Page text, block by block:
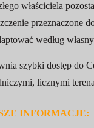
właściciela
przeznaczone
według
szybki dostęp do
licznymi
INFORMACJE: